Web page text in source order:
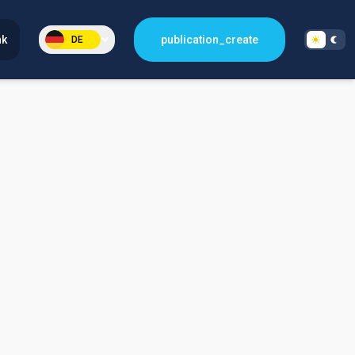
DE publication_create